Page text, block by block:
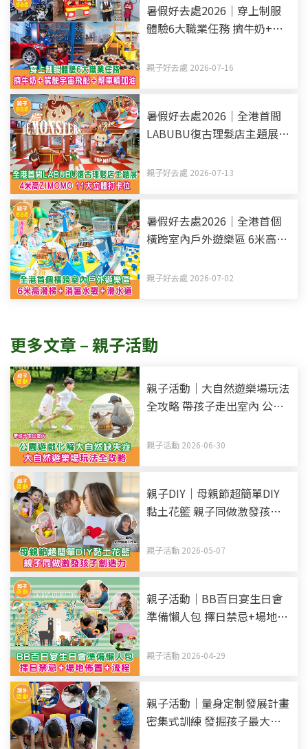
暑假好去處2026｜穿上制服
體驗6大職業任務 擠牛奶+駕
親子好去處 2026-07-16
暑假好去處2026｜全港首間
LABUBU復古理髮店主題展 4
位
親子好去處 2026-07-13
暑假好去處2026｜全港首個
橫跨室內戶外遊樂區 6米高滑
親子好去處 2026-07-02
更多文章 – 親子活動
親子活動｜大自然遊樂場玩法
全攻略 帶孩子走出室內 公園
親子活動 2026-06-30
親子DIY｜母親節超簡單DIY
黏土花籃 親子同做激發孩子
親子活動 2026-05-07
親子活動｜BB百日宴生日會
準備懶人包 擇日禁忌+場地佈
親子活動 2026-04-29
親子活動｜量身定制發展計畫
密集式訓練 發掘孩子最大潛